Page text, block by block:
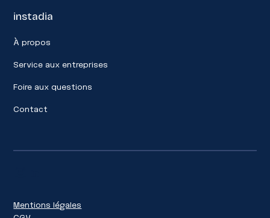
instadia
À propos
Service aux entreprises
Foire aux questions
Contact
Mentions légales